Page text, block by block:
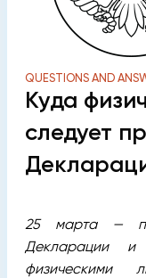
QUESTIONS AND
Куда
следует
25 марта —
Декларации и
физическими